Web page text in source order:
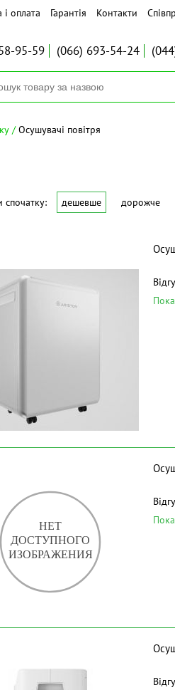
і оплата Гарантія Контакти
95-59 (066) 693-54-24
Осушувачі повітря
спочатку: дешевше дорожче